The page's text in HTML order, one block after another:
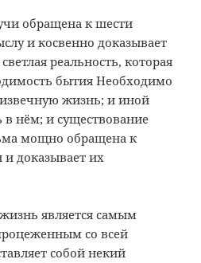
обращена к шести
и косвенно доказывает
реальность, которая
бытия Необходимо
жизнь; и иной
нём; и существование
мощно обращена к
доказывает их
является самым
со всей
собой некий